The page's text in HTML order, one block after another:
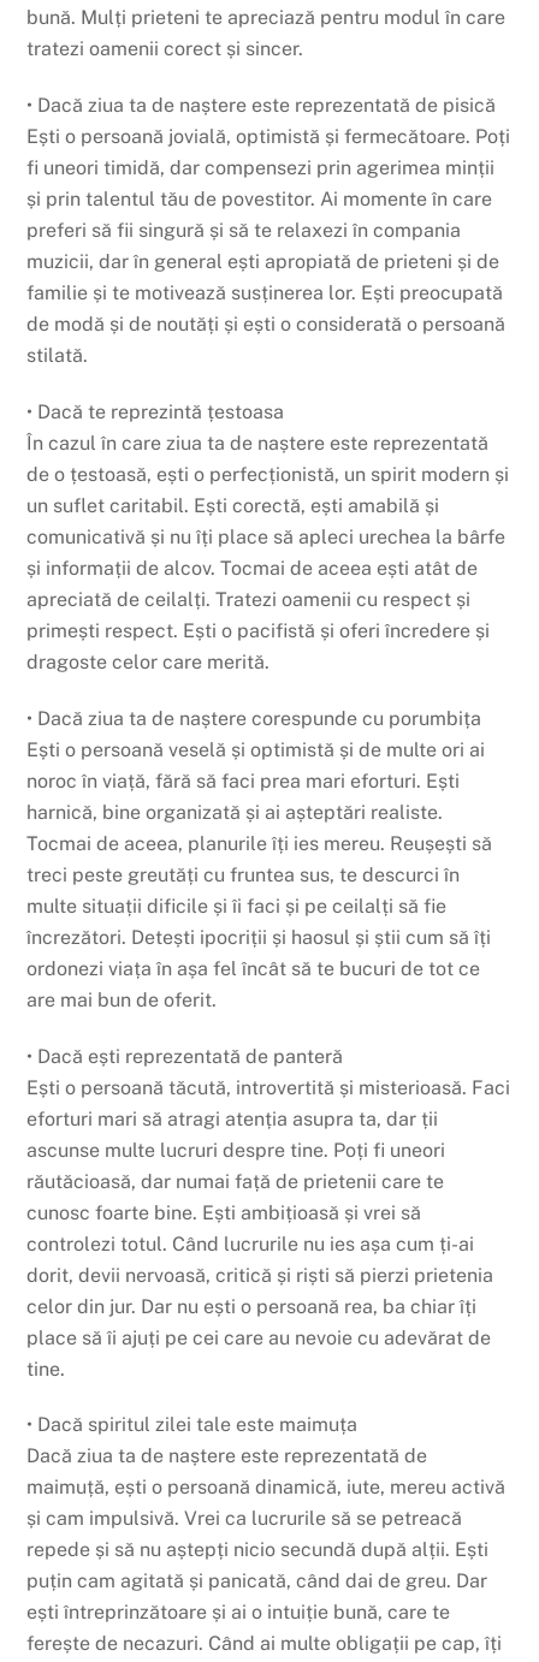
bună. Mulți prieteni te apreciază pentru modul în care
tratezi oamenii corect și sincer.
• Dacă ziua ta de naștere este reprezentată de pisică
Ești o persoană jovială, optimistă și fermecătoare. Poți
fi uneori timidă, dar compensezi prin agerimea minții
și prin talentul tău de povestitor. Ai momente în care
preferi să fii singură și să te relaxezi în compania
muzicii, dar în general ești apropiată de prieteni și de
familie și te motivează susținerea lor. Ești preocupată
de modă și de noutăți și ești o considerată o persoană
stilată.
• Dacă te reprezintă țestoasa
În cazul în care ziua ta de naștere este reprezentată
de o țestoasă, ești o perfecționistă, un spirit modern și
un suflet caritabil. Ești corectă, ești amabilă și
comunicativă și nu îți place să apleci urechea la bârfe
și informații de alcov. Tocmai de aceea ești atât de
apreciată de ceilalți. Tratezi oamenii cu respect și
primești respect. Ești o pacifistă și oferi încredere și
dragoste celor care merită.
• Dacă ziua ta de naștere corespunde cu porumbița
Ești o persoană veselă și optimistă și de multe ori ai
noroc în viață, fără să faci prea mari eforturi. Ești
harnică, bine organizată și ai așteptări realiste.
Tocmai de aceea, planurile îți ies mereu. Reușești să
treci peste greutăți cu fruntea sus, te descurci în
multe situații dificile și îi faci și pe ceilalți să fie
încrezători. Detești ipocriții și haosul și știi cum să îți
ordonezi viața în așa fel încât să te bucuri de tot ce
are mai bun de oferit.
• Dacă ești reprezentată de panteră
Ești o persoană tăcută, introvertită și misterioasă. Faci
eforturi mari să atragi atenția asupra ta, dar ții
ascunse multe lucruri despre tine. Poți fi uneori
răutăcioasă, dar numai față de prietenii care te
cunosc foarte bine. Ești ambițioasă și vrei să
controlezi totul. Când lucrurile nu ies așa cum ți-ai
dorit, devii nervoasă, critică și riști să pierzi prietenia
celor din jur. Dar nu ești o persoană rea, ba chiar îți
place să îi ajuți pe cei care au nevoie cu adevărat de
tine.
• Dacă spiritul zilei tale este maimuța
Dacă ziua ta de naștere este reprezentată de
maimuță, ești o persoană dinamică, iute, mereu activă
și cam impulsivă. Vrei ca lucrurile să se petreacă
repede și să nu aștepți nicio secundă după alții. Ești
puțin cam agitată și panicată, când dai de greu. Dar
ești întreprinzătoare și ai o intuiție bună, care te
ferește de necazuri. Când ai multe obligații pe cap, îți